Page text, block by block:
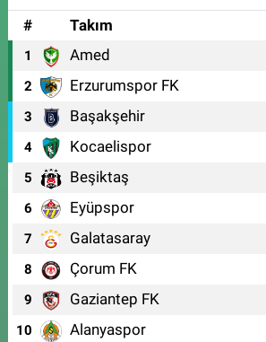
#
Takım
1 Amed
2 Erzurumspor FK
3 Başakşehir
4 Kocaelispor
5 Beşiktaş
6 Eyüpspor
7 Galatasaray
8 Çorum FK
9 Gaziantep FK
10 Alanyaspor